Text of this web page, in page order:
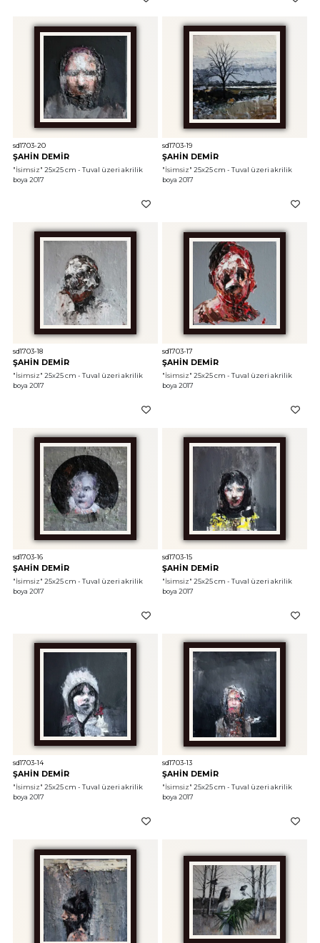
sd1703-20
ŞAHİN DEMİR
"İsimsiz" 25x25 cm - Tuval üzeri akrilik
boya 2017
sd1703-19
ŞAHİN DEMİR
"İsimsiz" 25x25 cm - Tuval üzeri akrilik
boya 2017
sd1703-18
ŞAHİN DEMİR
"İsimsiz" 25x25 cm - Tuval üzeri akrilik
boya 2017
sd1703-17
ŞAHİN DEMİR
"İsimsiz" 25x25 cm - Tuval üzeri akrilik
boya 2017
sd1703-16
ŞAHİN DEMİR
"İsimsiz" 25x25 cm - Tuval üzeri akrilik
boya 2017
sd1703-15
ŞAHİN DEMİR
"İsimsiz" 25x25 cm - Tuval üzeri akrilik
boya 2017
sd1703-14
ŞAHİN DEMİR
"İsimsiz" 25x25 cm - Tuval üzeri akrilik
boya 2017
sd1703-13
ŞAHİN DEMİR
"İsimsiz" 25x25 cm - Tuval üzeri akrilik
boya 2017